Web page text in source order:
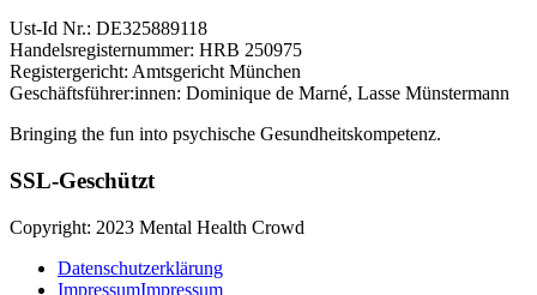
Ust-Id Nr.: DE325889118
Handelsregisternummer: HRB 250975
Registergericht: Amtsgericht München
Geschäftsführer:innen: Dominique de Marné, Lasse Münstermann
Bringing the fun into psychische Gesundheitskompetenz.
SSL-Geschützt
Copyright: 2023 Mental Health Crowd
Datenschutzerklärung
ImpressumImpressum